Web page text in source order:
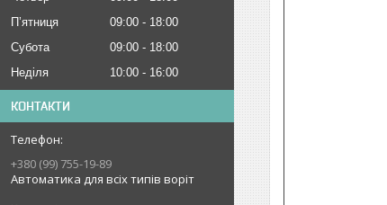
Пʼятниця
09:00
18:00
Субота
09:00
18:00
Неділя
10:00 16:00
КОНТАКТИ
+380 (99) 755-19-89
Автоматика для всіх типів воріт